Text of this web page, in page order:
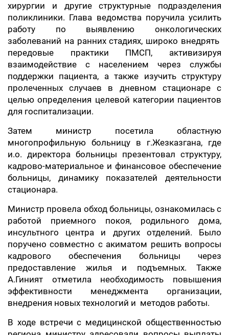
хирургии и другие структурные подразделения
поликлиники. Глава ведомства поручила усилить
работу по выявлению онкологических
заболеваний на ранних стадиях, широко внедрять
передовые практики ПМСП, активизируя
взаимодействие с населением через службы
поддержки пациента, а также изучить структуру
пролеченных случаев в дневном стационаре с
целью определения целевой категории пациентов
для госпитализации.
Затем министр посетила областную
многопрофильную больницу в г.Жезказгана, где
и.о. директора больницы презентовал структуру,
кадрово-материальное и финансовое обеспечение
больницы, динамику показателей деятельности
стационара.
Министр провела обход больницы, ознакомилась с
работой приемного покоя, родильного дома,
инсультного центра и других отделений. Было
поручено совместно с акиматом решить вопросы
кадрового обеспечения больницы через
предоставление жилья и подъемных. Также
А.Гиният отметила необходимость повышения
эффективности менеджмента организации,
внедрения новых технологий и методов работы.
В ходе встречи с медицинской общественностью